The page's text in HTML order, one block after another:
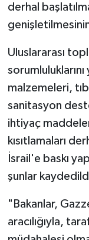
derhal
Uluslararası
malzemeleri,
sanitasyon
ihtiyaç
kısıtlamaları
İsrail'e baskı
şunlar
"Bakanlar,
aracılığıyla,